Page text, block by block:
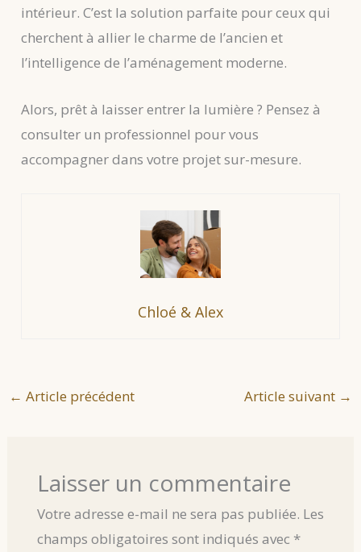
intérieur. C’est la solution parfaite pour ceux qui
cherchent à allier le charme de l’ancien et
l’intelligence de l’aménagement moderne.
Alors, prêt à laisser entrer la lumière ? Pensez à
consulter un professionnel pour vous
accompagner dans votre projet sur-mesure.
Chloé & Alex
← Article précédent Article suivant →
Laisser un commentaire
Votre adresse e-mail ne sera pas publiée. Les
champs obligatoires sont indiqués avec *